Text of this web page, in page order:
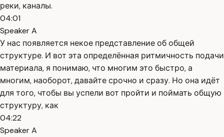
реки, каналы.
04:01
Speaker A
У нас появляется некое представление об общей
структуре. И вот эта определённая ритмичность подачи
материала, я понимаю, что многим это быстро, а
многим, наоборот, давайте срочно и сразу. Но она идёт
для того, чтобы вы успели вот пройти и поймать общую
структуру, как
04:22
Speaker A